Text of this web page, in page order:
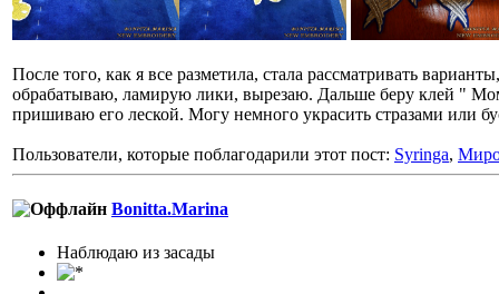
После того, как я все разметила, стала рассматривать
обрабатываю, ламирую лики, вырезаю. Дальше беру клей "
пришиваю его леской. Могу немного украсить стразами или
Пользователи, которые поблагодарили этот пост: Syringa,
Bonitta.Marina
Наблюдаю из засады